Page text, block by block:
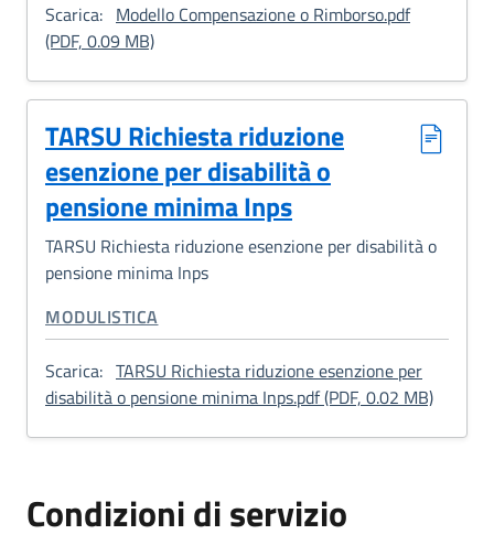
Scarica: Modello Compensazione o Rimborso.pdf
(PDF, 0.09 MB): Modello Compensazione o Rimborso
TARSU Richiesta riduzione
esenzione per disabilità o
pensione minima Inps
TARSU Richiesta riduzione esenzione per disabilità o
pensione minima Inps
CATEGORIA CORRELATA:
MODULISTICA
Scarica: TARSU Richiesta riduzione esenzione per
disabilità o pensione minima Inps.pdf (PDF, 0.02 MB):
Condizioni di servizio